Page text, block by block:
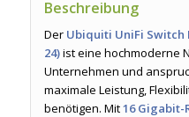
Beschreibung
Der Ubiquiti UniFi Switch
24)ist eine hochmoderne
Unternehmen und
maximale Leistung,
benötigen. Mit16 Gigabit-